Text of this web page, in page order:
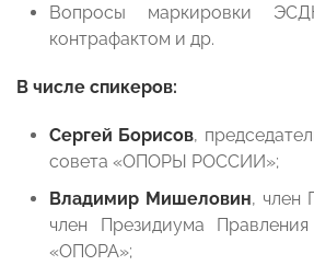
Вопросы маркировки
контрафактом и др.
В числе спикеров:
Сергей Борисов,
совета «ОПОРЫ РОССИИ»;
Владимир Мишеловин, член
член Президиума
«ОПОРА»;